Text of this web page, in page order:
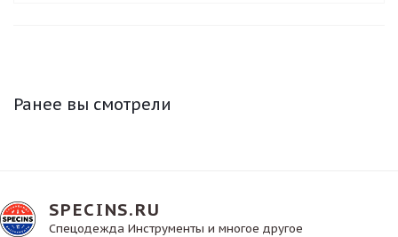
Ранее вы смотрели
SPECINS.RU
Спецодежда Инструменты и многое другое